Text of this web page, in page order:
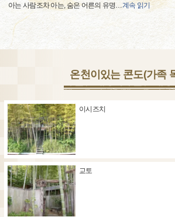
아는 사람조차 아는, 숨은 어른의 유명…계속 읽기
온천이있는 콘도(가족
이시즈치
교토